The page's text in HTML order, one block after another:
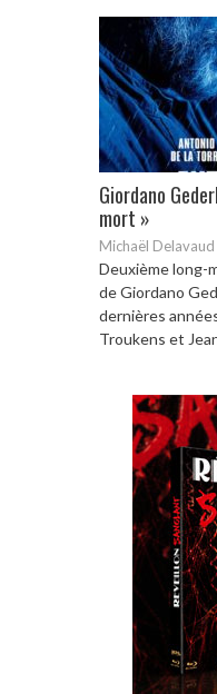
Giordano
mort »
Michaël Delavaud
Deuxième long-
de Giordano
dernières
Troukens et